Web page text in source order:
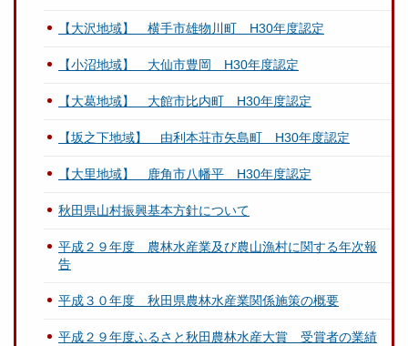
【大沢地域】 横手市雄物川町 H30年度認定
【小沼地域】 大仙市豊岡 H30年度認定
【大葛地域】 大館市比内町 H30年度認定
【坂之下地域】 由利本荘市矢島町 H30年度認定
【大里地域】 鹿角市八幡平 H30年度認定
秋田県山村振興基本方針について
平成２９年度 農林水産業及び農山漁村に関する年次報
告
平成３０年度 秋田県農林水産業関係施策の概要
平成２９年度ふるさと秋田農林水産大賞 受賞者の業績